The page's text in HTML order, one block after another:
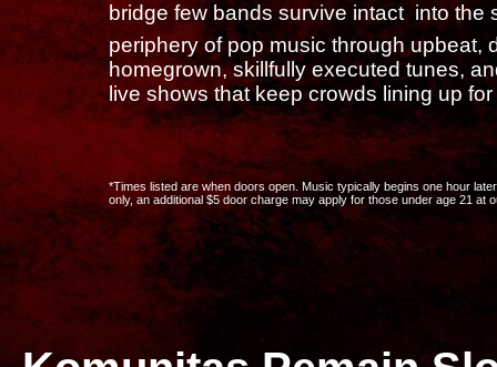
bridge few bands survive intact  into the
periphery of pop music through upbeat,
homegrown, skillfully executed tunes,
live shows that keep crowds lining up for
*Times listed are when doors open. Music typically begins one hour
only, an additional $5 door charge may apply for those under age 21 at